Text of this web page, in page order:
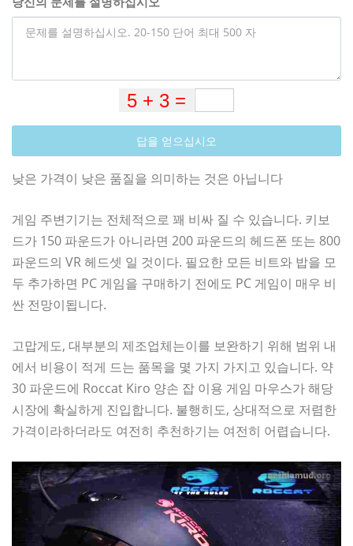
답을 얻으십시오
낮은 가격이 낮은 품질을 의미하는 것은 아닙니다
게임 주변기기는 전체적으로 꽤 비싸 질 수 있습니다. 키보
드가 150 파운드가 아니라면 200 파운드의 헤드폰 또는 800
파운드의 VR 헤드셋 일 것이다. 필요한 모든 비트와 밥을 모
두 추가하면 PC 게임을 구매하기 전에도 PC 게임이 매우 비
싼 전망이됩니다.
고맙게도, 대부분의 제조업체는이를 보완하기 위해 범위 내
에서 비용이 적게 드는 품목을 몇 가지 가지고 있습니다. 약
30 파운드에 Roccat Kiro 양손 잡 이용 게임 마우스가 해당
시장에 확실하게 진입합니다. 불행히도, 상대적으로 저렴한
가격이라하더라도 여전히 추천하기는 여전히 어렵습니다.